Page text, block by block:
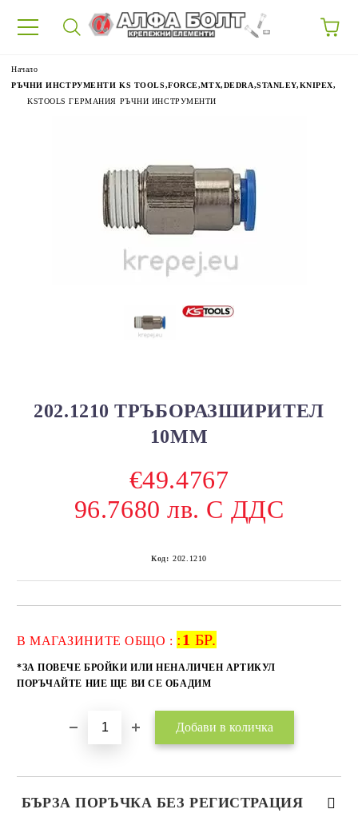
Начало
РЪЧНИ ИНСТРУМЕНТИ KS TOOLS,FORCE,MTX,DEDRA,STANLEY,KNIPEX,
KSTOOLS ГЕРМАНИЯ РЪЧНИ ИНСТРУМЕНТИ
202.1210 ТРЪБОРАЗШИРИТЕЛ
10ММ
€49.4767
96.7680 лв. С ДДС
Код: 202.1210
В МАГАЗИНИТЕ ОБЩО : :1 БР.
*ЗА ПОВЕЧЕ БРОЙКИ ИЛИ НЕНАЛИЧЕН АРТИКУЛ
ПОРЪЧАЙТЕ НИЕ ЩЕ ВИ СЕ ОБАДИМ
БЪРЗА ПОРЪЧКА БЕЗ РЕГИСТРАЦИЯ